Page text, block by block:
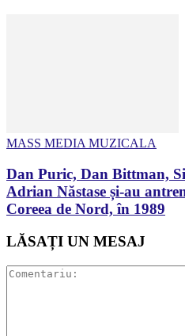
MASS MEDIA MUZICALA
Dan Puric, Dan Bittman,
Adrian Năstase și-au
Coreea de Nord, în 1989
LĂSAȚI UN MESAJ